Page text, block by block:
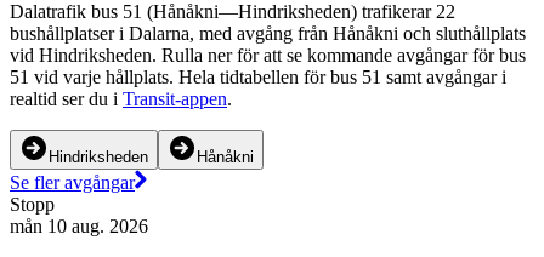
Dalatrafik bus 51 (Hånåkni—Hindriksheden) trafikerar 22
bushållplatser i Dalarna, med avgång från Hånåkni och sluthållplats
vid Hindriksheden. Rulla ner för att se kommande avgångar för bus
51 vid varje hållplats. Hela tidtabellen för bus 51 samt avgångar i
realtid ser du i Transit-appen.
Hindriksheden Hånåkni
Se fler avgångar
Stopp
mån 10 aug. 2026